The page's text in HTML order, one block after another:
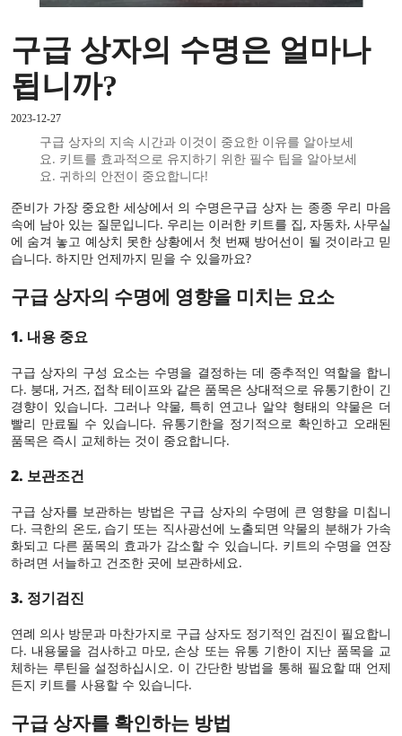
구급 상자의 수명은 얼마나
됩니까?
2023-12-27
구급 상자의 지속 시간과 이것이 중요한 이유를 알아보세
요. 키트를 효과적으로 유지하기 위한 필수 팁을 알아보세
요. 귀하의 안전이 중요합니다!
준비가 가장 중요한 세상에서 의 수명은구급 상자 는 종종 우리 마음
속에 남아 있는 질문입니다. 우리는 이러한 키트를 집, 자동차, 사무실
에 숨겨 놓고 예상치 못한 상황에서 첫 번째 방어선이 될 것이라고 믿
습니다. 하지만 언제까지 믿을 수 있을까요?
구급 상자의 수명에 영향을 미치는 요소
1. 내용 중요
구급 상자의 구성 요소는 수명을 결정하는 데 중추적인 역할을 합니
다. 붕대, 거즈, 접착 테이프와 같은 품목은 상대적으로 유통기한이 긴
경향이 있습니다. 그러나 약물, 특히 연고나 알약 형태의 약물은 더
빨리 만료될 수 있습니다. 유통기한을 정기적으로 확인하고 오래된
품목은 즉시 교체하는 것이 중요합니다.
2. 보관조건
구급 상자를 보관하는 방법은 구급 상자의 수명에 큰 영향을 미칩니
다. 극한의 온도, 습기 또는 직사광선에 노출되면 약물의 분해가 가속
화되고 다른 품목의 효과가 감소할 수 있습니다. 키트의 수명을 연장
하려면 서늘하고 건조한 곳에 보관하세요.
3. 정기검진
연례 의사 방문과 마찬가지로 구급 상자도 정기적인 검진이 필요합니
다. 내용물을 검사하고 마모, 손상 또는 유통 기한이 지난 품목을 교
체하는 루틴을 설정하십시오. 이 간단한 방법을 통해 필요할 때 언제
든지 키트를 사용할 수 있습니다.
구급 상자를 확인하는 방법